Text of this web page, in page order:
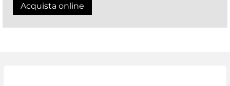
Acquista online